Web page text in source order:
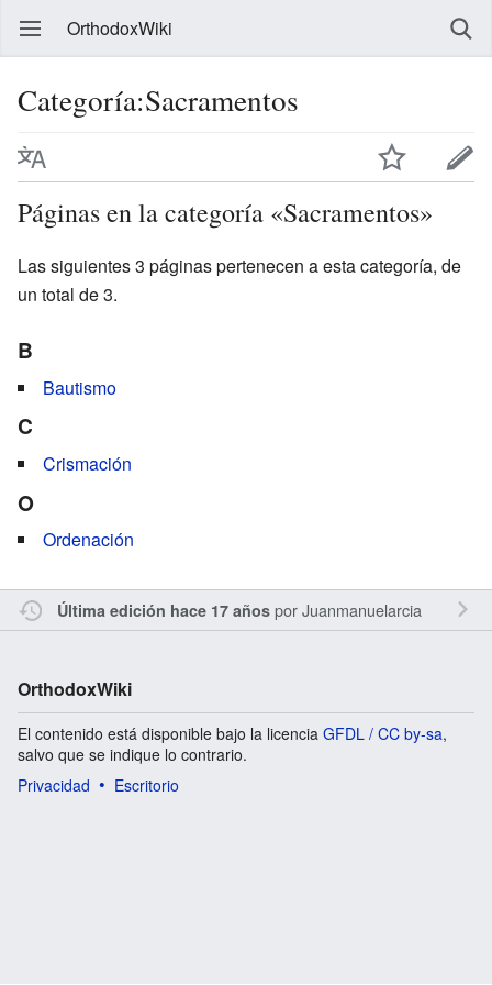
OrthodoxWiki
Categoría:Sacramentos
Páginas en la categoría «Sacramentos»
Las siguientes 3 páginas pertenecen a esta categoría, de
un total de 3.
B
Bautismo
C
Crismación
O
Ordenación
Última edición hace 17 añosporJuanmanuelarcia
OrthodoxWiki
El contenido está disponible bajo la licencia GFDL / CC by-sa,
salvo que se indique lo contrario.
Privacidad
Escritorio